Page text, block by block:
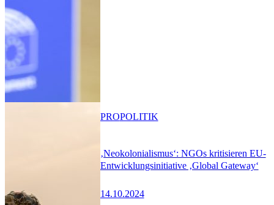
‚Neokolonialismus‘: NGOs kritisieren EU-
Entwicklungsinitiative ‚Global Gateway‘
14.10.2024
PROPOLITIK